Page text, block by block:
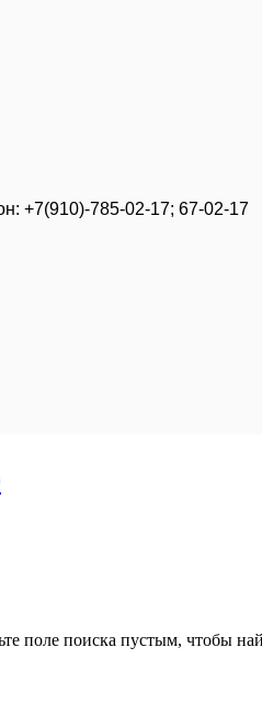
+7(910)-785-02-17; 67-02-17
поле поиска пустым, чтобы